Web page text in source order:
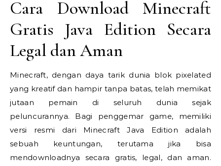
Cara Download Minecraft
Gratis Java Edition Secara
Legal dan Aman
Minecraft, dengan daya tarik dunia blok pixelated
yang kreatif dan hampir tanpa batas, telah memikat
jutaan pemain di seluruh dunia sejak
peluncurannya. Bagi penggemar game, memiliki
versi resmi dari Minecraft Java Edition adalah
sebuah keuntungan, terutama jika bisa
mendownloadnya secara gratis, legal, dan aman.